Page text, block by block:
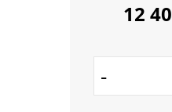
12
-